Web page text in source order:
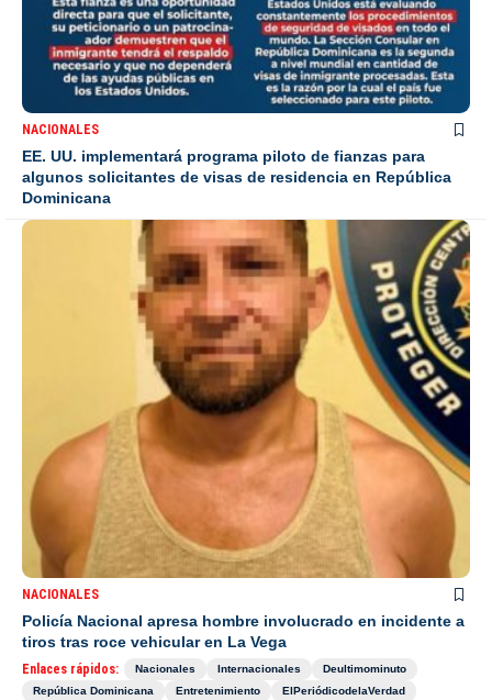
NACIONALES
EE. UU. implementará programa piloto de fianzas para
algunos solicitantes de visas de residencia en República
Dominicana
NACIONALES
Policía Nacional apresa hombre involucrado en incidente a
tiros tras roce vehicular en La Vega
Enlaces rápidos: Nacionales Internacionales
Deultimominuto
República Dominicana
Entretenimiento
ElPeriódicodelaVerdad